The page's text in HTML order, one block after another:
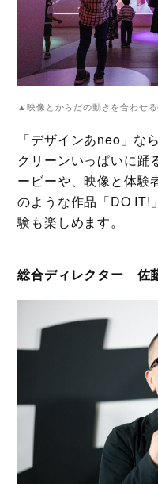
▲映像とからだの動きを合わせる
「デザインあneo」な
クリーンいっぱいに踊
ービーや、映像と体験
のような作品「DO IT!
験も楽しめます。
総合ディレクター 佐